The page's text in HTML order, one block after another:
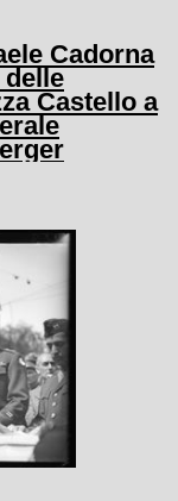
Cadorna
Castello a